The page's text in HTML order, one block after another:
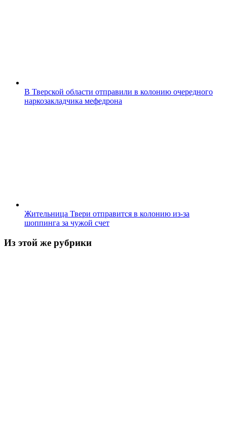
В Тверской области отправили в колонию очередного
наркозакладчика мефедрона
Жительница Твери отправится в колонию из-за
шоппинга за чужой счет
Из этой же рубрики